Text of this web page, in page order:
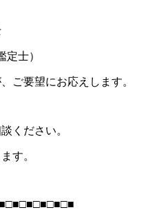
定士）
ご要望にお応えします。
ください。
す。